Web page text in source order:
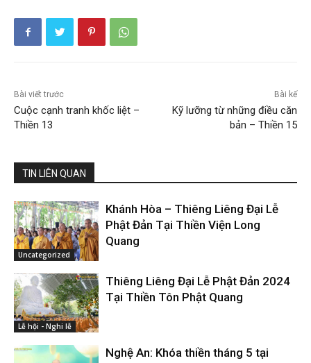
Bài viết trước
Cuộc cạnh tranh khốc liệt –
Thiền 13
Bài kế
Kỹ lưỡng từ những điều căn
bản – Thiền 15
TIN LIÊN QUAN
Uncategorized
Khánh Hòa – Thiêng Liêng Đại Lễ
Phật Đản Tại Thiền Viện Long
Quang
Lễ hội - Nghi lễ
Thiêng Liêng Đại Lễ Phật Đản 2024
Tại Thiền Tôn Phật Quang
Nghệ An: Khóa thiền tháng 5 tại